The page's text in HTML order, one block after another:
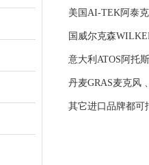
美国AI-TEK阿泰
国威尔克森
意大利ATOS阿托
丹麦GRAS麦克风
其它进口品牌都可